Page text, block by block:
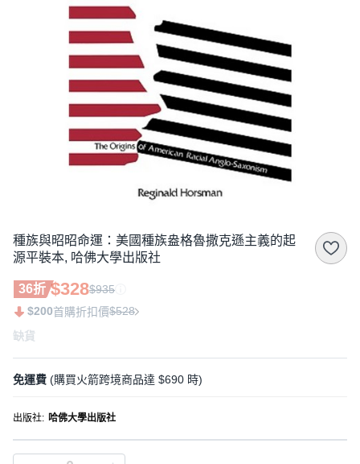
種族與昭昭命運：美國種族盎格魯撒克遜主義的起
源平裝本, 哈佛大學出版社
36折 $328$935
$200首購折扣價$528
缺貨
免運費 (購買火箭跨境商品達 $690 時)
出版社: 哈佛大學出版社